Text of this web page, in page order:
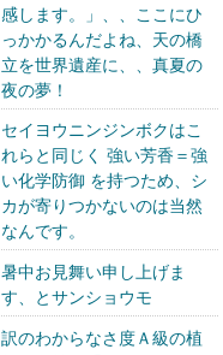
感します。」、、ここにひ
っかかるんだよね、天の橋
立を世界遺産に、、真夏の
夜の夢！
セイヨウニンジンボクはこ
れらと同じく 強い芳香＝強
い化学防御 を持つため、シ
カが寄りつかないのは当然
なんです。
暑中お見舞い申し上げま
す、とサンショウモ
訳のわからなさ度Ａ級の植